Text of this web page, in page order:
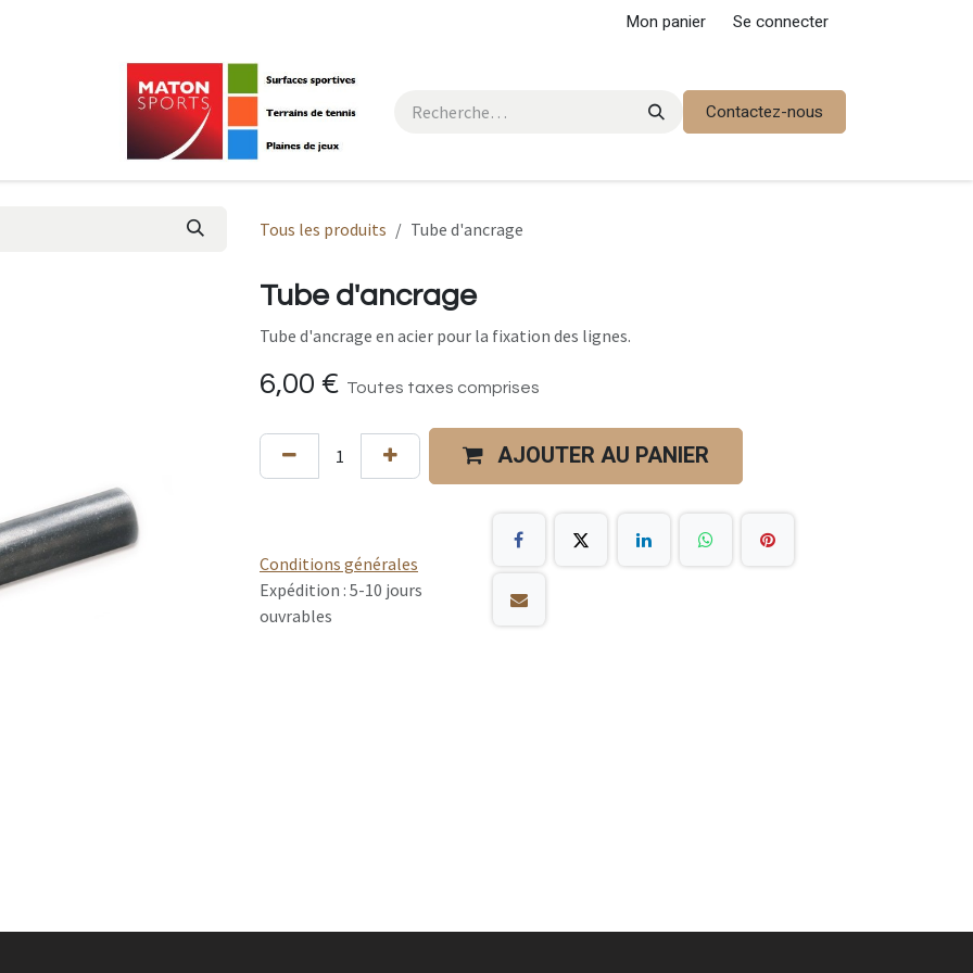
Mon panier Se connecter
Contactez-nous
Tous les produits Tube d'ancrage
Tube d'ancrage
Tube d'ancrage en acier pour la fixation des lignes.
6,00 € Toutes taxes comprises
AJOUTER AU PANIER
Conditions générales
Expédition : 5-10 jours
ouvrables